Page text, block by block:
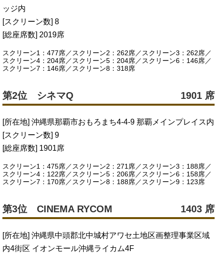
ッジ内
[スクリーン数] 8
[総座席数] 2019席
スクリーン1：477席／スクリーン2：262席／スクリーン3：262席／
スクリーン4：204席／スクリーン5：204席／スクリーン6：146席／
スクリーン7：146席／スクリーン8：318席
第2位 シネマQ 1901 席
[所在地] 沖縄県那覇市おもろまち4-4-9 那覇メインプレイス内
[スクリーン数] 9
[総座席数] 1901席
スクリーン1：475席／スクリーン2：271席／スクリーン3：188席／
スクリーン4：122席／スクリーン5：206席／スクリーン6：158席／
スクリーン7：170席／スクリーン8：188席／スクリーン9：123席
第3位 CINEMA RYCOM 1403 席
[所在地] 沖縄県中頭郡北中城村アワセ土地区画整理事業区域
内4街区 イオンモール沖縄ライカム4F